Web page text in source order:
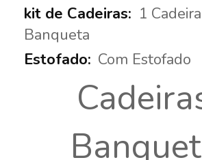
1
Banqueta
Com Estofado